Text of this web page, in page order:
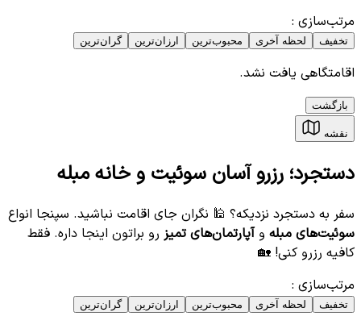
مرتب‌سازی :
تخفیف لحظه آخری محبوب‌ترین ارزان‌ترین گران‌ترین
اقامتگاهی یافت نشد.
بازگشت
نقشه
دستجرد؛ رزرو آسان سوئیت و خانه مبله
سفر به دستجرد نزدیکه؟ 🕌 نگران جای اقامت نباشید. سپنجا انواع
سوئیت‌های مبله وآپارتمان‌های تمیز رو براتون اینجا داره. فقط
کافیه رزرو کنی! 🏡
مرتب‌سازی :
تخفیف لحظه آخری محبوب‌ترین ارزان‌ترین گران‌ترین